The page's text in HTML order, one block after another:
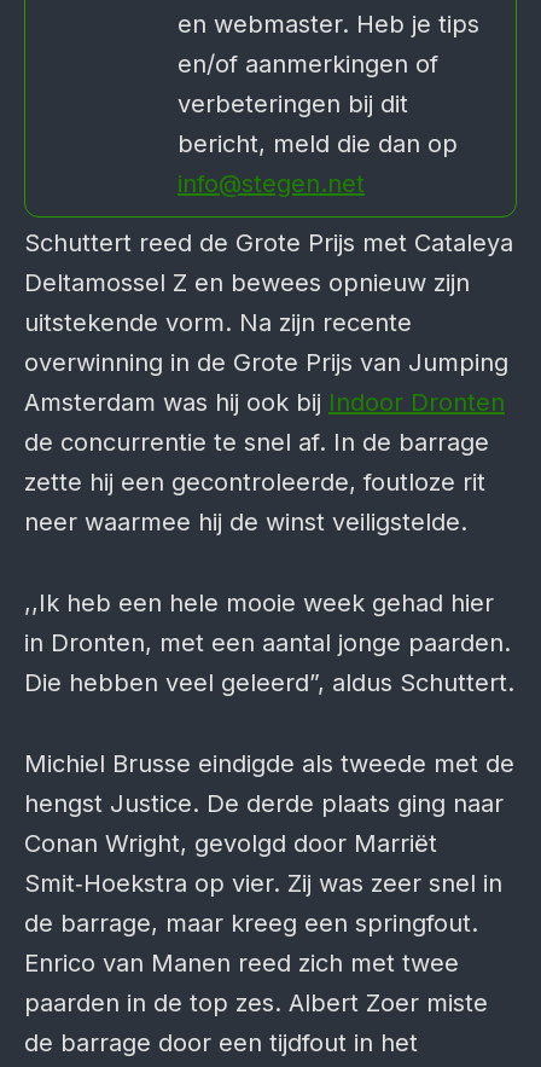
en webmaster. Heb je tips
en/of aanmerkingen of
verbeteringen bij dit
bericht, meld die dan op
info@stegen.net
Schuttert reed de Grote Prijs met Cataleya
Deltamossel Z en bewees opnieuw zijn
uitstekende vorm. Na zijn recente
overwinning in de Grote Prijs van Jumping
Amsterdam was hij ook bij Indoor Dronten
de concurrentie te snel af. In de barrage
zette hij een gecontroleerde, foutloze rit
neer waarmee hij de winst veiligstelde.
,,Ik heb een hele mooie week gehad hier
in Dronten, met een aantal jonge paarden.
Die hebben veel geleerd”, aldus Schuttert.
Michiel Brusse eindigde als tweede met de
hengst Justice. De derde plaats ging naar
Conan Wright, gevolgd door Marriët
Smit‑Hoekstra op vier. Zij was zeer snel in
de barrage, maar kreeg een springfout.
Enrico van Manen reed zich met twee
paarden in de top zes. Albert Zoer miste
de barrage door een tijdfout in het